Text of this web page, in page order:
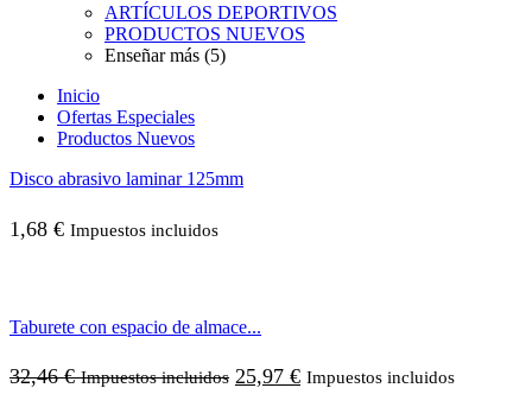
ARTÍCULOS DEPORTIVOS
PRODUCTOS NUEVOS
Enseñar más (5)
Inicio
Ofertas Especiales
Productos Nuevos
Disco abrasivo laminar 125mm
1,68 € Impuestos incluidos
Taburete con espacio de almace...
32,46€ Impuestos incluidos 25,97 € Impuestos incluidos